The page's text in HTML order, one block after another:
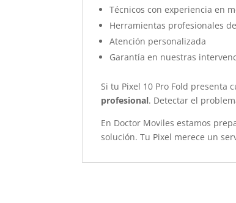
Técnicos con experiencia en
Herramientas profesionales
Atención personalizada
Garantía en nuestras
Si tu Pixel 10 Pro Fold
profesional. Detectar el
En Doctor Moviles estamos
solución. Tu Pixel merece un